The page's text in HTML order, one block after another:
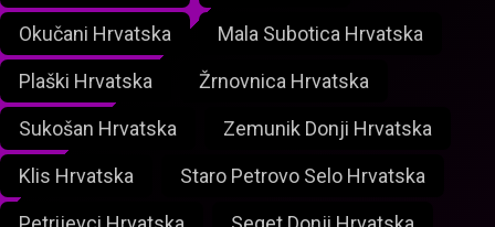
Okučani Hrvatska Mala Subotica Hrvatska
Plaški Hrvatska Žrnovnica Hrvatska
Sukošan Hrvatska Zemunik Donji Hrvatska
Klis Hrvatska Staro Petrovo Selo Hrvatska